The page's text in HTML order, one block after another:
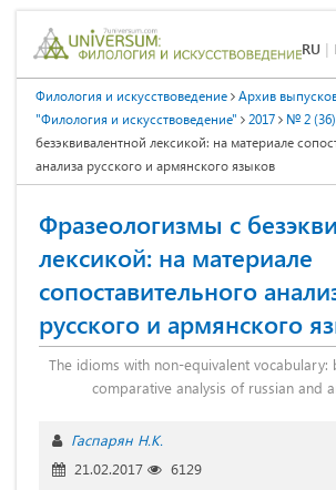
RU |
Филология и искусствоведение
Архив
"Филология и искусствоведение"
2017 № 2 (36)
безэквивалентной лексикой: на материале
анализа русского и армянского языков
Фразеологизмы с
лексикой: на материале
сопоставительного
русского и армянского
The idioms with non-equivalent vocabulary:
comparative analysis of russian and
Гаспарян Н.К.
21.02.2017
6129